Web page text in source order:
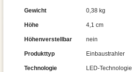
Gewicht 0,38 kg
Höhe 4,1 cm
Höhenverstellbar nein
Produkttyp Einbaustrahler
Technologie LED-Technologie